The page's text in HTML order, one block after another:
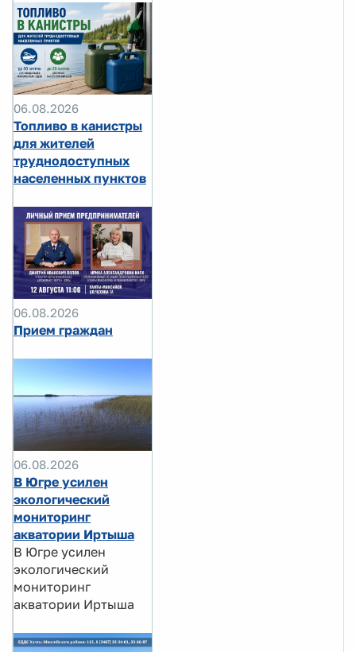
06.08.2026
Топливо в канистры
для жителей
труднодоступных
населенных пунктов
06.08.2026
Прием граждан
06.08.2026
В Югре усилен
экологический
мониторинг
акватории Иртыша
В Югре усилен
экологический
мониторинг
акватории Иртыша